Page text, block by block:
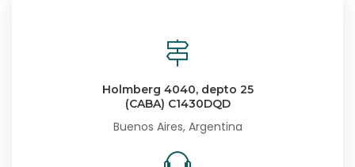
Holmberg 4040, depto 25
(CABA) C1430DQD
Buenos Aires, Argentina